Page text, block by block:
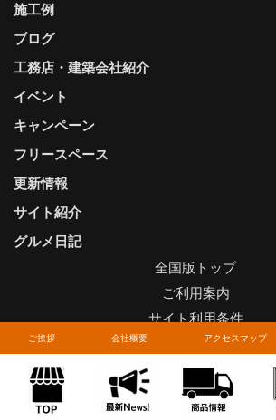
ご挨拶 会社概要 アクセスマップ
更新情報
サイト紹介
グルメ日記
施工例
ブログ
工務店・建築会社紹介
イベント
キャンペーン
フリースペース
全国版トップ
ご利用案内
サイト利用条件
プライバシーポリシー
関連リンク
お問い合わせについて